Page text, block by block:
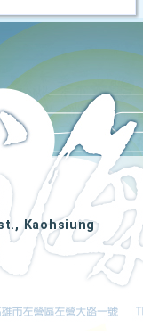
Kaohsiung